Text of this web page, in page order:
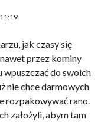
jak czasy się
przez kominy
wpuszczać do swoich
nie chce darmowych
rozpakowywać rano.
założyli, abym tam